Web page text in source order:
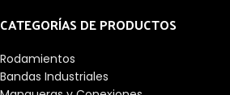
CATEGORÍAS DE PRODUCTOS
Rodamientos
Bandas Industriales